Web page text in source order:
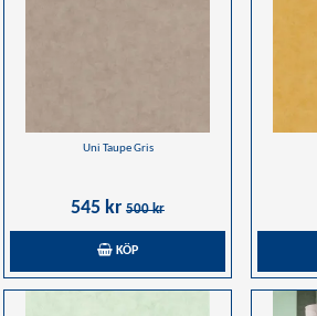
Uni Taupe Gris
545 kr 500 kr
KÖP